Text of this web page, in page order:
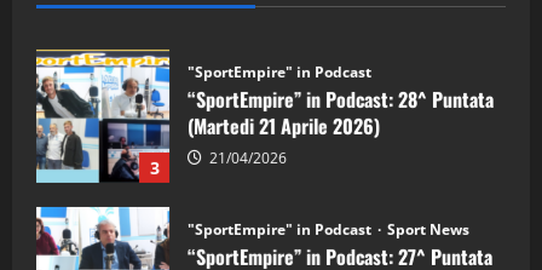
3
“SportEmpire” in Podcast: 28^ Puntata
(Martedi 21 Aprile 2026)
21/04/2026
“SportEmpire” in Podcast: 27^ Puntata